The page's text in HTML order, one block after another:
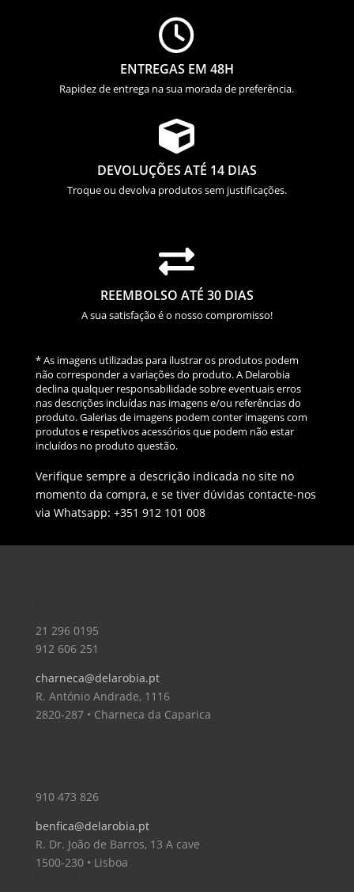

ENTREGAS EM 48H
Rapidez de entrega na sua morada de preferência.

DEVOLUÇÕES ATÉ 14 DIAS
Troque ou devolva produtos sem justificações.

REEMBOLSO ATÉ 30 DIAS
A sua satisfação é o nosso compromisso!
* As imagens utilizadas para ilustrar os produtos podem
não corresponder a variações do produto. A Delarobia
declina qualquer responsabilidade sobre eventuais erros
nas descrições incluídas nas imagens e/ou referências do
produto. Galerias de imagens podem conter imagens com
produtos e respetivos acessórios que podem não estar
incluídos no produto questão.
Verifique sempre a descrição indicada no site no
momento da compra, e se tiver dúvidas contacte-nos
via Whatsapp: +351 912 101 008
21 296 0195
912 606 251
charneca@delarobia.pt
R. António Andrade, 1116
2820-287 • Charneca da Caparica
910 473 826
benfica@delarobia.pt
R. Dr. João de Barros, 13 A cave
1500-230 • Lisboa